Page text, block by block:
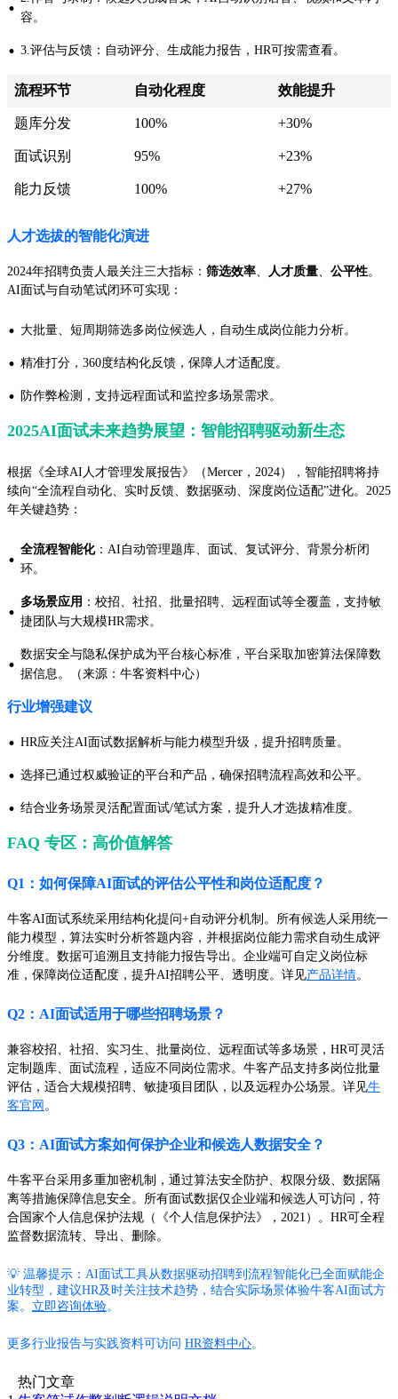
· 容。
· 3.评估与反馈：自动评分、生成能力报告，HR可按需查看。
流程环节 自动化程度 效能提升
题库分发 100% +30%
面试识别 95% +23%
能力反馈 100% +27%
人才选拔的智能化演进
2024年招聘负责人最关注三大指标： 筛选效率、 人才质量、 公平性。
AI面试与自动笔试闭环可实现：
· 大批量、短周期筛选多岗位候选人，自动生成岗位能力分析。
· 精准打分，360度结构化反馈，保障人才适配度。
· 防作弊检测，支持远程面试和监控多场景需求。
2025AI面试未来趋势展望：智能招聘驱动新生态
根据《全球AI人才管理发展报告》（Mercer，2024），智能招聘将持
续向“全流程自动化、实时反馈、数据驱动、深度岗位适配”进化。2025
年关键趋势：
· 全流程智能化：AI自动管理题库、面试、复试评分、背景分析闭
环。
· 多场景应用 ：校招、社招、批量招聘、远程面试等全覆盖，支持敏
捷团队与大规模HR需求。
· 数据安全与隐私保护成为平台核心标准，平台采取加密算法保障数
据信息。（来源：牛客资料中心）
行业增强建议
· HR应关注AI面试数据解析与能力模型升级，提升招聘质量。
· 选择已通过权威验证的平台和产品，确保招聘流程高效和公平。
· 结合业务场景灵活配置面试/笔试方案，提升人才选拔精准度。
FAQ 专区：高价值解答
Q1：如何保障AI面试的评估公平性和岗位适配度？
牛客AI面试系统采用结构化提问+自动评分机制。所有候选人采用统一
能力模型，算法实时分析答题内容，并根据岗位能力需求自动生成评
分维度。数据可追溯且支持能力报告导出。企业端可自定义岗位标
准，保障岗位适配度，提升AI招聘公平、透明度。详见产品详情。
Q2：AI面试适用于哪些招聘场景？
兼容校招、社招、实习生、批量岗位、远程面试等多场景，HR可灵活
定制题库、面试流程，适应不同岗位需求。牛客产品支持多岗位批量
评估，适合大规模招聘、敏捷项目团队，以及远程办公场景。详见牛
客官网 。
Q3：AI面试方案如何保护企业和候选人数据安全？
牛客平台采用多重加密机制，通过算法安全防护、权限分级、数据隔
离等措施保障信息安全。所有面试数据仅企业端和候选人可访问，符
合国家个人信息保护法规（《个人信息保护法》，2021）。HR可全程
监督数据流转、导出、删除。
💡 温馨提示：AI面试工具从数据驱动招聘到流程智能化已全面赋能企
业转型，建议HR及时关注技术趋势，结合实际场景体验牛客AI面试方
案。 立即咨询体验。
更多行业报告与实践资料可访问 HR资料中心。
热门文章